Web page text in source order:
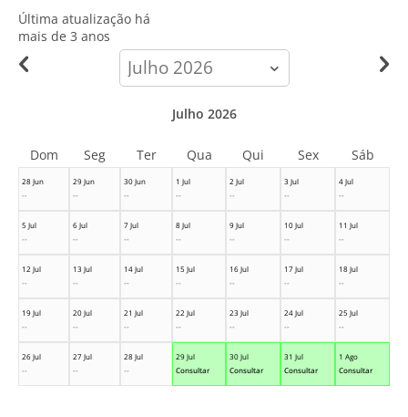
Última atualização há
mais de 3 anos
calendar-
month
28 Jun
--
29 Jun
--
30 Jun
--
1 Jul
--
2 Jul
--
3 Jul
--
4 Jul
--
5 Jul
--
6 Jul
--
7 Jul
--
8 Jul
--
9 Jul
--
10 Jul
--
11 Jul
--
12 Jul
--
13 Jul
--
14 Jul
--
15 Jul
--
16 Jul
--
17 Jul
--
18 Jul
--
19 Jul
--
20 Jul
--
21 Jul
--
22 Jul
--
23 Jul
--
24 Jul
--
25 Jul
--
26 Jul
--
27 Jul
--
28 Jul
--
29 Jul
Consultar
30 Jul
Consultar
31 Jul
Consultar
1 Ago
Consultar
Julho 2026
Dom Seg Ter Qua Qui Sex Sáb